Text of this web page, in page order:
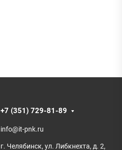
+7 (351) 729-81-89
info@it-pnk.ru
г. Челябинск, ул. Либкнехта, д. 2,